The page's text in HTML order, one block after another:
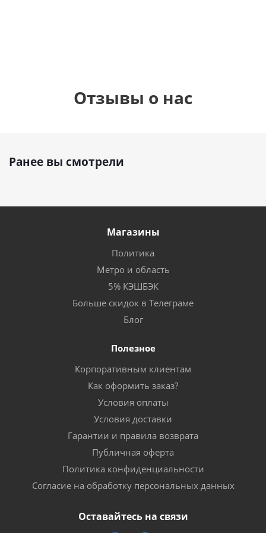
Отзывы о нас
Ранее вы смотрели
Магазины
Политика
Метро и область
5% КЭШБЭК
Больше скидок в Телеграме
Блог
Полезное
Корпоративным клиентам
Как оформить заказ?
Условия оплаты
Условия доставки
Гарантии и правила возврата
Публичная оферта
Политика конфиденциальности
Согласие на обработку персональных данных
Оставайтесь на связи